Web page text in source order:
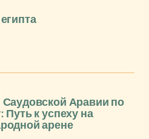
Аравии по
Путь к успеху на
арене